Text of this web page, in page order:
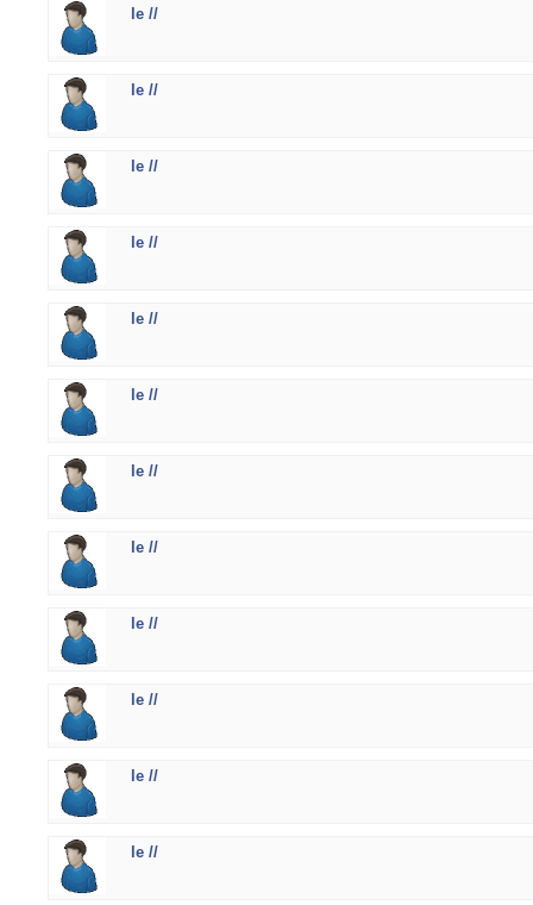
le //
le //
le //
le //
le //
le //
le //
le //
le //
le //
le //
le //